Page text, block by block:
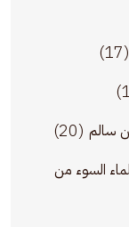
(17)
سالم (20)
السوء من